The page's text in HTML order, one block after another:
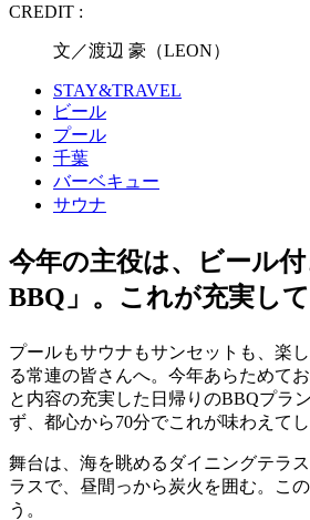
CREDIT :
文／渡辺 豪（LEON）
STAY&TRAVEL
ビール
プール
千葉
バーベキュー
サウナ
今年の主役は、ビール
BBQ」。これが充実し
プールもサウナもサンセットも、楽
る常連の皆さんへ。今年あらためて
と内容の充実した日帰りのBBQプラ
ず、都心から70分でこれが味わえてし
舞台は、海を眺めるダイニングテラ
ラスで、昼間っから炭火を囲む。こ
う。